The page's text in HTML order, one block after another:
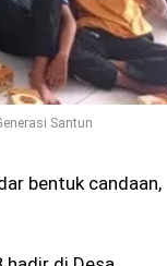
Santun
bentuk candaan,